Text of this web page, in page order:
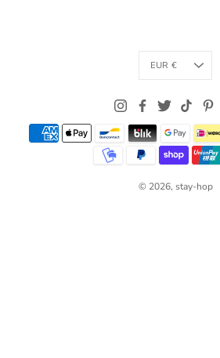
Currency
EUR €
© 2026, stay-hop